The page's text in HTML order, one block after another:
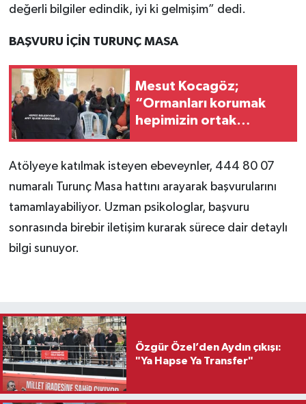
değerli bilgiler edindik, iyi ki gelmişim” dedi.
BAŞVURU İÇİN TURUNÇ MASA
Mesut Kocagöz;
“Ormanları korumak
hepimizin ortak
Atölyeye katılmak isteyen ebeveynler, 444 80 07
numaralı Turunç Masa hattını arayarak başvurularını
tamamlayabiliyor. Uzman psikologlar, başvuru
sonrasında birebir iletişim kurarak sürece dair detaylı
bilgi sunuyor.
Özgür Özel’den Aydın çıkışı:
"Ya Hapse Ya Transfer"